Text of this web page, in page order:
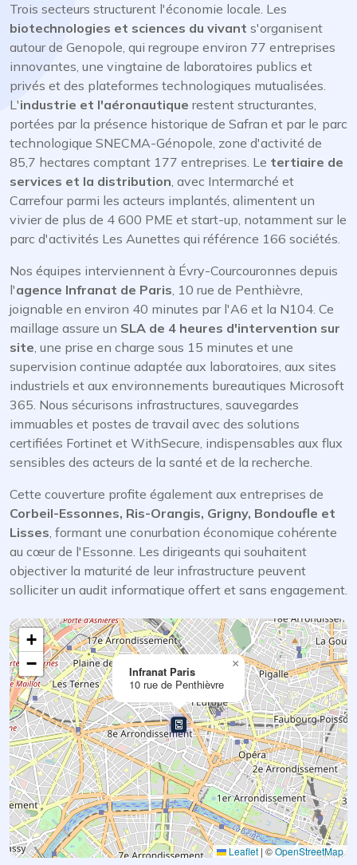
Trois secteurs structurent l'économie locale. Les
biotechnologies et sciences du vivant s'organisent
autour de Genopole, qui regroupe environ 77 entreprises
innovantes, une vingtaine de laboratoires publics et
privés et des plateformes technologiques mutualisées.
L'industrie et l'aéronautique restent structurantes,
portées par la présence historique de Safran et par le parc
technologique SNECMA-Génopole, zone d'activité de
85,7 hectares comptant 177 entreprises. Le tertiaire de
services et la distribution, avec Intermarché et
Carrefour parmi les acteurs implantés, alimentent un
vivier de plus de 4 600 PME et start-up, notamment sur le
parc d'activités Les Aunettes qui référence 166 sociétés.
Nos équipes interviennent à Évry-Courcouronnes depuis
l'agence Infranat de Paris, 10 rue de Penthièvre,
joignable en environ 40 minutes par l'A6 et la N104. Ce
maillage assure un SLA de 4 heures d'intervention sur
site, une prise en charge sous 15 minutes et une
supervision continue adaptée aux laboratoires, aux sites
industriels et aux environnements bureautiques Microsoft
365. Nous sécurisons infrastructures, sauvegardes
immuables et postes de travail avec des solutions
certifiées Fortinet et WithSecure, indispensables aux flux
sensibles des acteurs de la santé et de la recherche.
Cette couverture profite également aux entreprises de
Corbeil-Essonnes, Ris-Orangis, Grigny, Bondoufle et
Lisses, formant une conurbation économique cohérente
au cœur de l'Essonne. Les dirigeants qui souhaitent
objectiver la maturité de leur infrastructure peuvent
solliciter un audit informatique offert et sans engagement.
Infranat Paris
10 rue de Penthièvre
×
+
−
Leaflet|©OpenStreetMap